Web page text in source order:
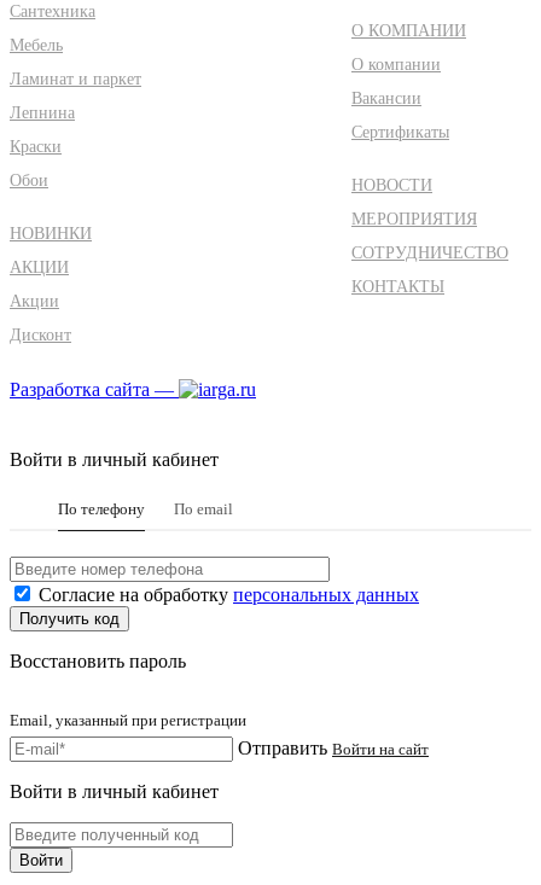
Сантехника
Мебель
Ламинат и паркет
Лепнина
Краски
Обои
НОВИНКИ
АКЦИИ
Акции
Дисконт
О КОМПАНИИ
О компании
Вакансии
Сертификаты
НОВОСТИ
МЕРОПРИЯТИЯ
СОТРУДНИЧЕСТВО
КОНТАКТЫ
Разработка сайта —
Войти в личный кабинет
По телефону По email
Согласие на обработку персональных данных
Восстановить пароль
Email, указанный при регистрации
Отправить Войти на сайт
Войти в личный кабинет